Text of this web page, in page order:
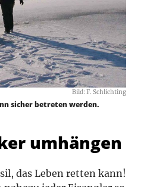
Bild: F. Schlichting
sicher betreten werden.
umhängen
das Leben retten kann!